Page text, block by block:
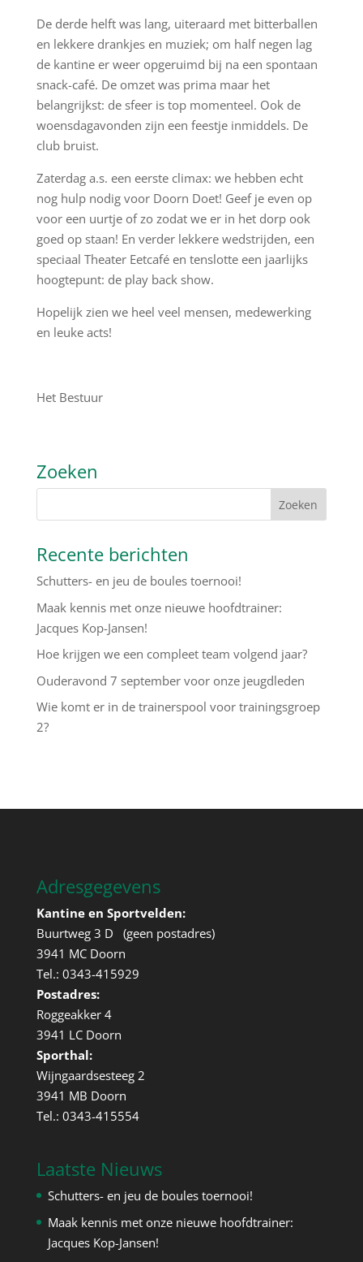
De derde helft was lang, uiteraard met bitterballen
en lekkere drankjes en muziek; om half negen lag
de kantine er weer opgeruimd bij na een spontaan
snack-café. De omzet was prima maar het
belangrijkst: de sfeer is top momenteel. Ook de
woensdagavonden zijn een feestje inmiddels. De
club bruist.
Zaterdag a.s. een eerste climax: we hebben echt
nog hulp nodig voor Doorn Doet! Geef je even op
voor een uurtje of zo zodat we er in het dorp ook
goed op staan! En verder lekkere wedstrijden, een
speciaal Theater Eetcafé en tenslotte een jaarlijks
hoogtepunt: de playback show.
Hopelijk zien we heel veel mensen, medewerking
en leuke acts!
Het Bestuur
Zoeken
Recente berichten
Schutters- en jeu de boules toernooi!
Maak kennis met onze nieuwe hoofdtrainer:
Jacques Kop-Jansen!
Hoe krijgen we een compleet team volgend jaar?
Ouderavond 7 september voor onze jeugdleden
Wie komt er in de trainerspool voor trainingsgroep
2?
Adresgegevens
Kantine en Sportvelden:
Buurtweg 3 D (geen postadres)
3941 MC Doorn
Tel.: 0343-415929
Postadres:
Roggeakker 4
3941 LC Doorn
Sporthal:
Wijngaardsesteeg 2
3941 MB Doorn
Tel.: 0343-415554
Laatste Nieuws
Schutters- en jeu de boules toernooi!
Maak kennis met onze nieuwe hoofdtrainer:
Jacques Kop-Jansen!